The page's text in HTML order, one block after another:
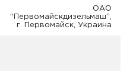
ОАО
“Первомайскдизельмаш”,
г. Первомайск, Украина